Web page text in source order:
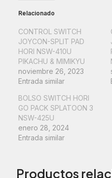
411U
cantidad
Relacionado
CONTROL SWITCH
JOYCON-SPLIT PAD
HORI NSW-410U
PIKACHU & MIMIKYU
noviembre 26, 2023
Entrada similar
BOLSO SWITCH HORI
GO PACK SPLATOON 3
NSW-425U
enero 28, 2024
Entrada similar
Productos